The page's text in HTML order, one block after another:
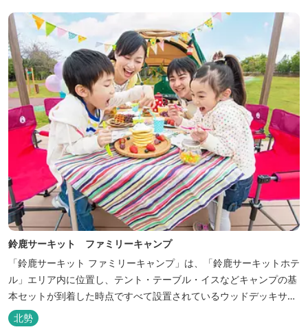
さま連れでも安心し...
鈴鹿サーキット ファミリーキャンプ
「鈴鹿サーキット ファミリーキャンプ」は、「鈴鹿サーキットホテ
ル」エリア内に位置し、テント・テーブル・イスなどキャンプの基
本セットが到着した時点ですべて設置されているウッドデッキサイ
トの他、初めてのキャンプでも安心して楽しめる設備が整ったキャ
ンプ場です。 さらに、手ぶらでキャンプをお楽しみいただけるよう
北勢